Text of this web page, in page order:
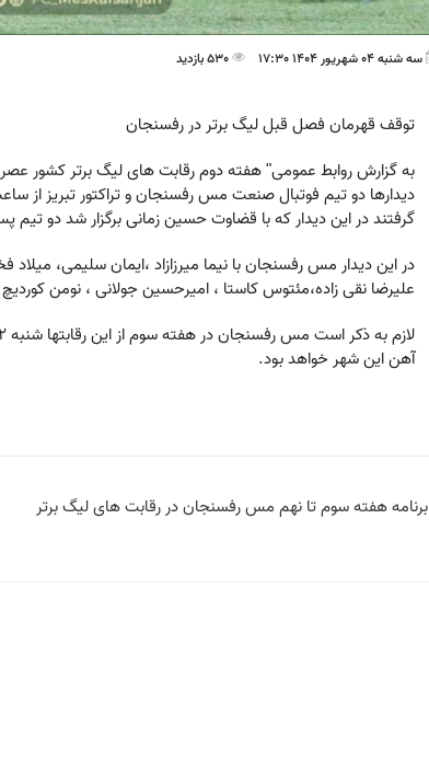
سه شنبه 04 شهریور 1404 17:30 530 بازدید
توقف قهرمان فصل قبل لیگ برتر در رفسنجان
گرفتند در این دیدار که با قضاوت حسین زمانی برگزار شد دو تیم پس از 90 دقیقه به تساوی بدون گل
در این دیدار مس رفسنجان با نیما میرزازاد ،ایمان سلیمی، میلاد
علیرضا نقی زاده،مئتوس کاستا ، امیرحسین جولانی ، نومن
آهن این شهر خواهد بود.
برنامه هفته سوم تا نهم مس رفسنجان در رقابت های لیگ برتر